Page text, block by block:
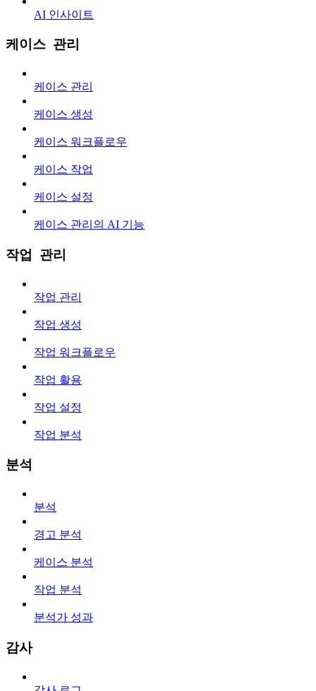
AI 인사이트
케이스 관리
케이스 관리
케이스 생성
케이스 워크플로우
케이스 작업
케이스 설정
케이스 관리의 AI 기능
작업 관리
작업 관리
작업 생성
작업 워크플로우
작업 활용
작업 설정
작업 분석
분석
분석
경고 분석
케이스 분석
작업 분석
분석가 성과
감사